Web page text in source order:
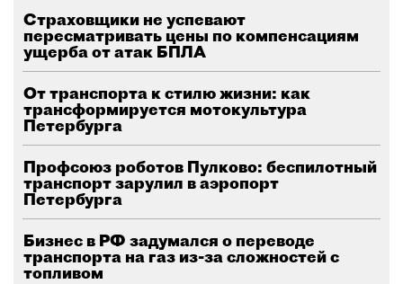
Страховщики не успевают
пересматривать цены по компенсациям
ущерба от атак БПЛА
От транспорта к стилю жизни: как
трансформируется мотокультура
Петербурга
Профсоюз роботов Пулково: беспилотный
транспорт зарулил в аэропорт
Петербурга
Бизнес в РФ задумался о переводе
транспорта на газ из-за сложностей с
топливом